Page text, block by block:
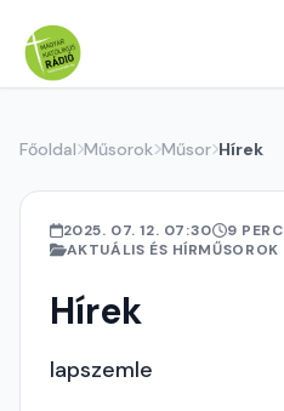
Főoldal Műsorok Műsor Hírek
2025. 07. 12. 07:30
9 PERC
AKTUÁLIS ÉS HÍRMŰSOROK
Hírek
lapszemle